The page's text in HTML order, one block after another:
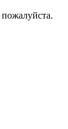
пожалуйста.